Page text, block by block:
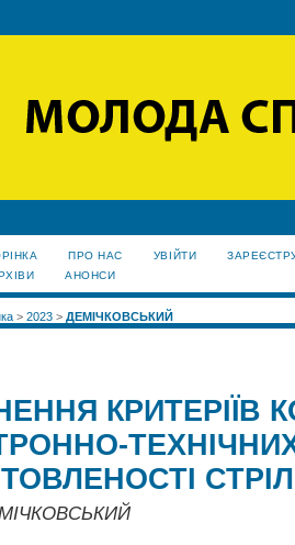
ПРО НАС УВІЙТИ
АНОНСИ
> 2023 > ДЕМІЧКОВСЬКИЙ
КРИТЕРІЇВ